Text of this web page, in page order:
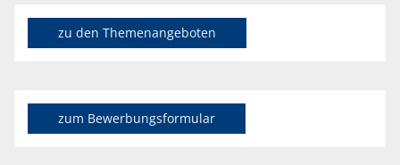
zu den Themenangeboten
zum Bewerbungsformular